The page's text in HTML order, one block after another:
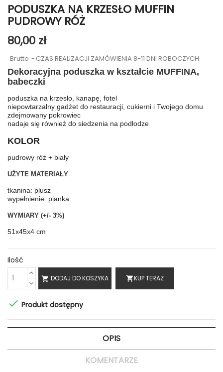
PODUSZKA NA KRZESŁO MUFFIN
PUDROWY RÓŻ
80,00 zł
Brutto CZAS REALIZACJI ZAMÓWIENIA 8-11 DNI ROBOCZYCH
Dekoracyjna poduszka w kształcie MUFFINA,
babeczki
poduszka na krzesło, kanapę, fotel
niepowtarzalny gadżet do restauracji, cukierni i Twojego domu
zdejmowany pokrowiec
nadaje się również do siedzenia na podłodze
KOLOR
pudrowy róż + biały
UŻYTE MATERIAŁY
tkanina: plusz
wypełnienie: pianka
WYMIARY (+/- 3%)
51x45x4 cm
Ilość
 DODAJ DO KOSZYKA shopping_cartKUP TERAZ
 Produkt dostępny
OPIS
KOMENTARZE